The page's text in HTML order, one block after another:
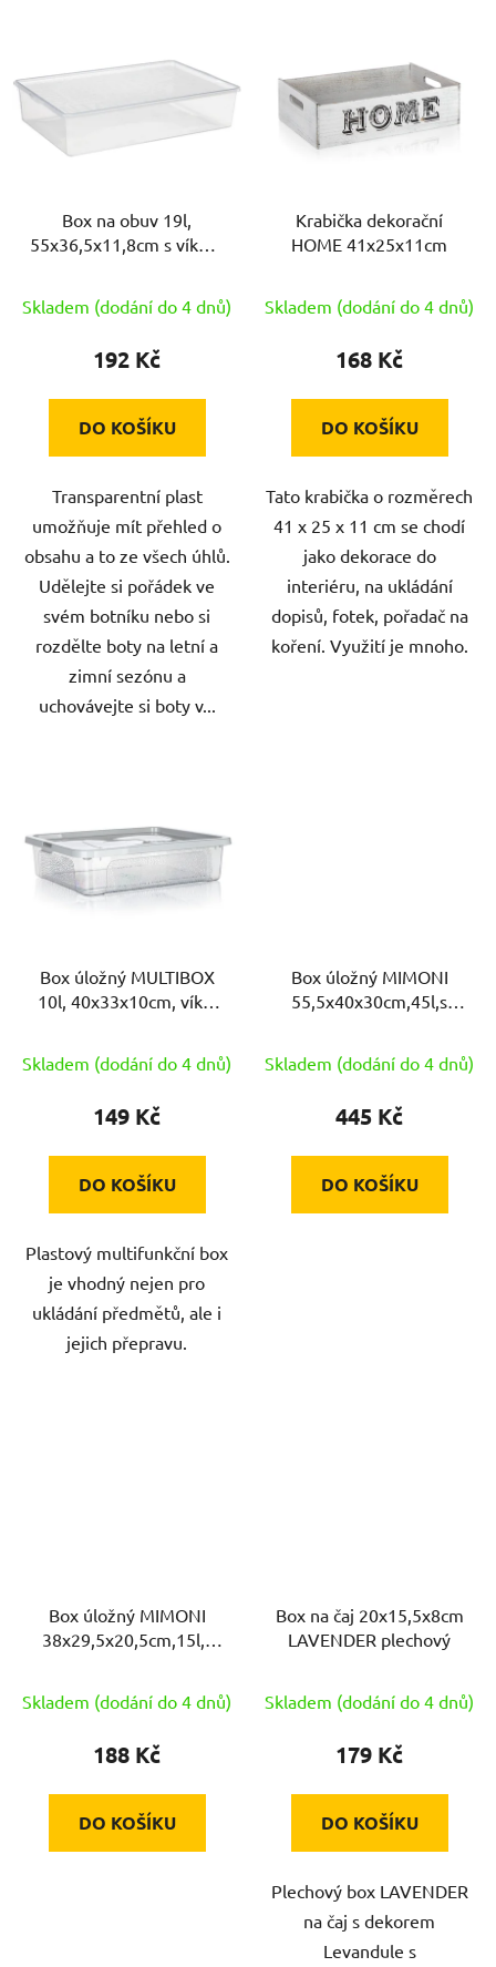
p
k
Box na obuv 19l,
55x36,5x11,8cm s víkem
Skladem (dodání do 4 dnů)
192 Kč
DO KOŠÍKU
Transparentní plast
umožňuje mít přehled o
obsahu a to ze všech úhlů.
Udělejte si pořádek ve
svém botníku nebo si
rozdělte boty na letní a
zimní sezónu a
uchovávejte si boty v...
Krabička dekorační
HOME 41x25x11cm
Skladem (dodání do 4 dnů)
168 Kč
DO KOŠÍKU
Tato krabička o rozměrech
41 x 25 x 11 cm se chodí
jako dekorace do
interiéru, na ukládání
dopisů, fotek, pořadač na
koření. Využití je mnoho.
Box úložný MULTIBOX
10l, 40x33x10cm, víko,
Skladem (dodání do 4 dnů)
149 Kč
DO KOŠÍKU
Plastový multifunkční box
je vhodný nejen pro
ukládání předmětů, ale i
jejich přepravu.
Box úložný MIMONI
55,5x40x30cm,45l,s
Skladem (dodání do 4 dnů)
445 Kč
DO KOŠÍKU
Box úložný MIMONI
38x29,5x20,5cm,15l,s
Skladem (dodání do 4 dnů)
188 Kč
DO KOŠÍKU
Box na čaj 20x15,5x8cm
LAVENDER plechový
Skladem (dodání do 4 dnů)
179 Kč
DO KOŠÍKU
Plechový box LAVENDER
na čaj s dekorem
Levandule s